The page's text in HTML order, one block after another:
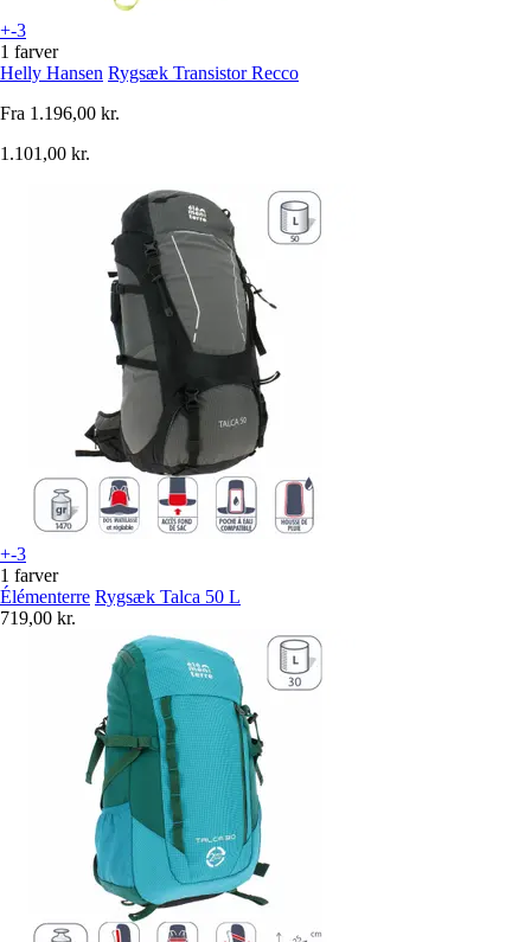
+-3
1 farver
Helly Hansen Rygsæk Transistor Recco
Fra 1.196,00 kr.
1.101,00 kr.
+-3
1 farver
Élémenterre Rygsæk Talca 50 L
719,00 kr.